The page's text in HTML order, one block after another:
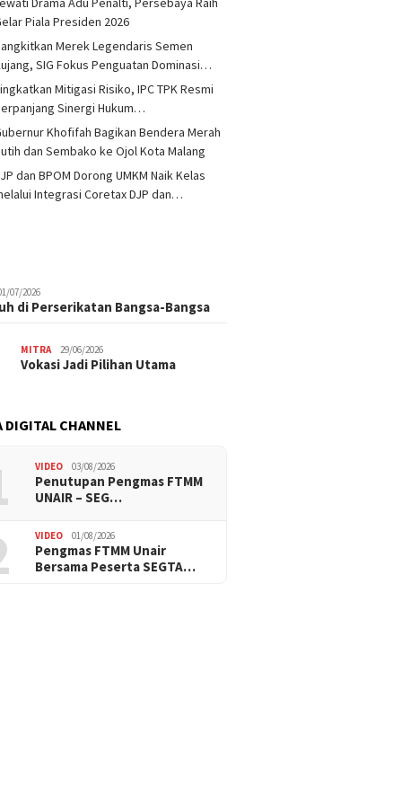
Piala Presiden 2026
Merek Legendaris Semen
SIG Fokus Penguatan Dominasi…
Mitigasi Risiko, IPC TPK Resmi
Sinergi Hukum…
Khofifah Bagikan Bendera Merah
dan Sembako ke Ojol Kota Malang
dan BPOM Dorong UMKM Naik Kelas
Integrasi Coretax DJP dan…
07/2026
di Perserikatan Bangsa-Bangsa
MITRA 29/06/2026
Vokasi Jadi Pilihan Utama
DIGITAL CHANNEL
VIDEO 03/08/2026
Penutupan Pengmas FTMM
UNAIR – SEG…
VIDEO 01/08/2026
Pengmas FTMM Unair
Bersama Peserta SEGTA…